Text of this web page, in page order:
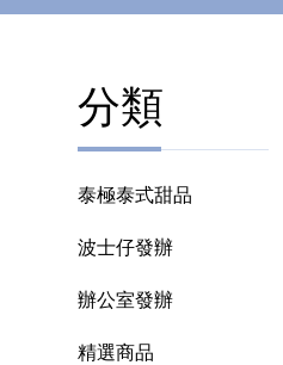
分類
泰極泰式甜品
波士仔發辦
辦公室發辦
精選商品